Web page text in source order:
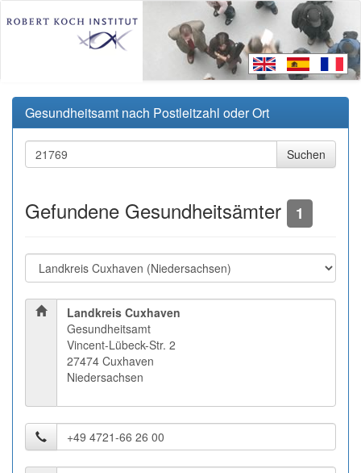
Gesundheitsamt nach Postleitzahl oder Ort
Gefundene Gesundheitsämter 1
Landkreis Cuxhaven
Gesundheitsamt
Vincent-Lübeck-Str. 2
27474 Cuxhaven
Niedersachsen